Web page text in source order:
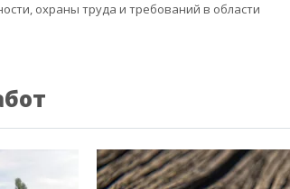
охраны труда и требований в области